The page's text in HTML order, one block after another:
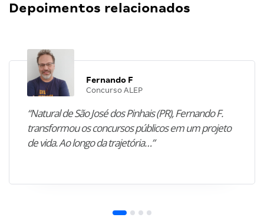
Depoimentos relacionados
Fernando F
Concurso ALEP
“Natural de São José dos Pinhais (PR), Fernando F.
transformou os concursos públicos em um projeto
de vida. Ao longo da trajetória…”